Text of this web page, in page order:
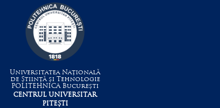
Universitatea Națională
de Știință și Tehnologie
POLITEHNICABucurești
CENTRUL UNIVERSITAR
PITEȘTI